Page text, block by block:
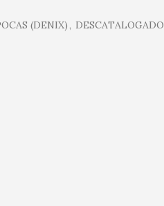
(DENIX), DESCATALOGADO